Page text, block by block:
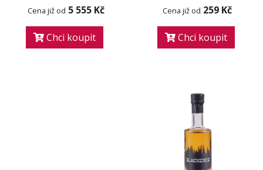
Cena již od 5 555 Kč
Chci koupit
Cena již od 259 Kč
Chci koupit